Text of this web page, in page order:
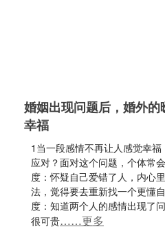
婚姻出现问题后，婚外
幸福
1当一段感情不再让人感觉幸
应对？面对这个问题，个体常
度：怀疑自己爱错了人，内心
法，觉得要去重新找一个更懂
度：知道两个人的感情出现了
很可贵……更多